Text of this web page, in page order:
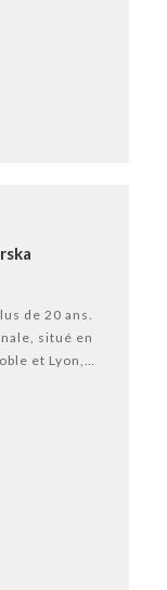
de 20 ans.
situé en
et Lyon,
et de